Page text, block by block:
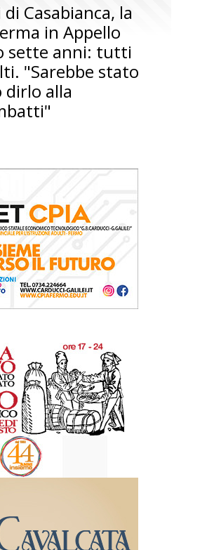
Casabianca, la
in Appello
sette anni: tutti
"Sarebbe stato
dirlo alla